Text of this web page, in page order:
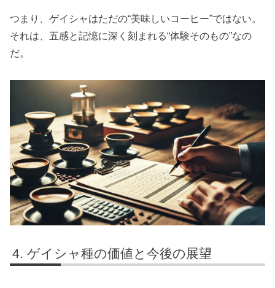
つまり、ゲイシャはただの“美味しいコーヒー”ではない。
それは、五感と記憶に深く刻まれる“体験そのもの”なの
だ。
ゲイシャ種の価値と今後の展望